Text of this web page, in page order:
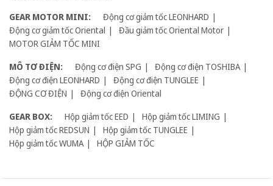
GEAR MOTOR MINI:
Động cơ giảm tốc LEONHARD
Động cơ giảm tốc Oriental
Đầu giảm tốc Oriental Motor
MOTOR GIẢM TỐC MINI
MÔ TƠ ĐIỆN:
Động cơ điện SPG
Động cơ điện TOSHIBA
Động cơ điện LEONHARD
Động cơ điện TUNGLEE
ĐỘNG CƠ ĐIỆN
Động cơ điện Oriental
GEAR BOX:
Hộp giảm tốc EED
Hộp giảm tốc LIMING
Hộp giảm tốc REDSUN
Hộp giảm tốc TUNGLEE
Hộp giảm tốc WUMA
HỘP GIẢM TỐC